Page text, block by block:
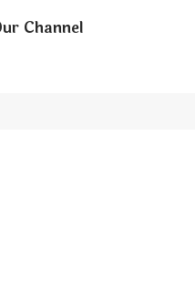
Channel